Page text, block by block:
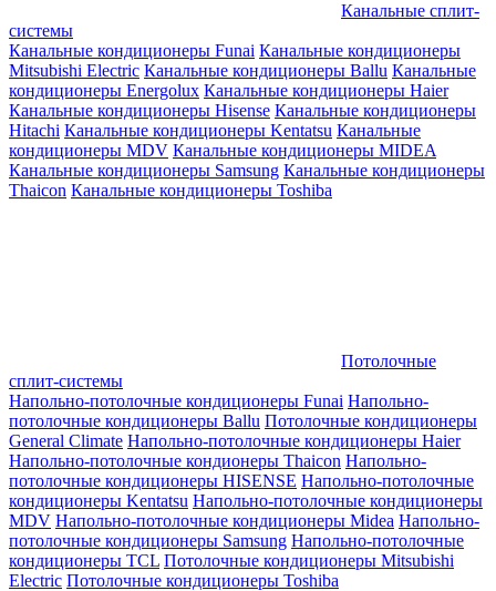
Канальные сплит-
системы
Канальные кондиционеры Funai Канальные кондиционеры
Mitsubishi Electric Канальные кондиционеры Ballu Канальные
кондиционеры Energolux Канальные кондиционеры Haier
Канальные кондиционеры Hisense Канальные кондиционеры
Hitachi Канальные кондиционеры Kentatsu Канальные
кондиционеры MDV Канальные кондиционеры MIDEA
Канальные кондиционеры Samsung Канальные кондиционеры
Thaicon Канальные кондиционеры Toshiba
Потолочные
сплит-системы
Напольно-потолочные кондиционеры Funai Напольно-
потолочные кондиционеры Ballu Потолочные кондиционеры
General Climate Напольно-потолочные кондиционеры Haier
Напольно-потолочные кондионеры Thaicon Напольно-
потолочные кондиционеры HISENSE Напольно-потолочные
кондиционеры Kentatsu Напольно-потолочные кондиционеры
MDV Напольно-потолочные кондиционеры Midea Напольно-
потолочные кондиционеры Samsung Напольно-потолочные
кондиционеры TCL Потолочные кондиционеры Mitsubishi
Electric Потолочные кондиционеры Toshiba